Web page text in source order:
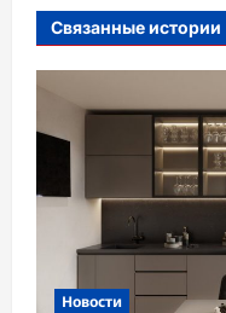
я
з
и
Связанные истории
Новости